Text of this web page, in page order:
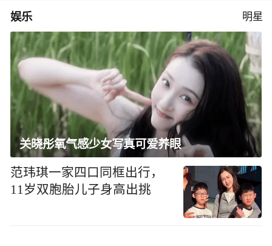
娱乐 明星
关晓彤氧气感少女写真可爱养眼
范玮琪一家四口同框出行，
11岁双胞胎儿子身高出挑